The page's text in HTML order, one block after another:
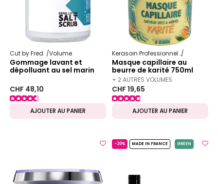
Cut by Fred Volume
Gommage lavant et
dépolluant au sel marin
Depolluting Salt Scrub
CHF 48,10
AJOUTER AU PANIER
Kerasoin Professionnel
Masque capillaire au
beurre de karité 750ml
+ 2 AUTRES VOLUMES
DISPONIBLES
CHF 19,65
AJOUTER AU PANIER
-20% MADE IN FRANCE GREEN